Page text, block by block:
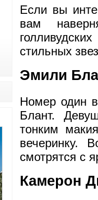
Если вы
вам
стильных
Эмили
Номер один
Блант.
тонким
вечеринку.
смотрятся с
Камерон